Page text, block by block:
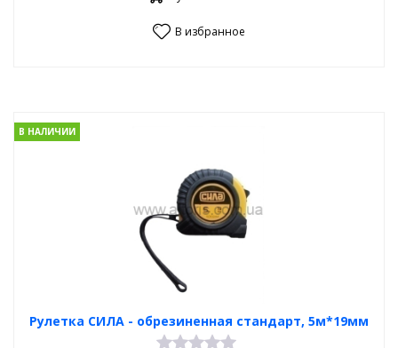
В избранное
Рулетка СИЛА - обрезиненная стандарт, 5м*19мм
В НАЛИЧИИ